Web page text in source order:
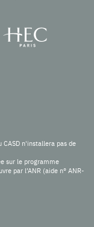
n'installera pas de
sur le programme
par l’ANR (aide n° ANR-